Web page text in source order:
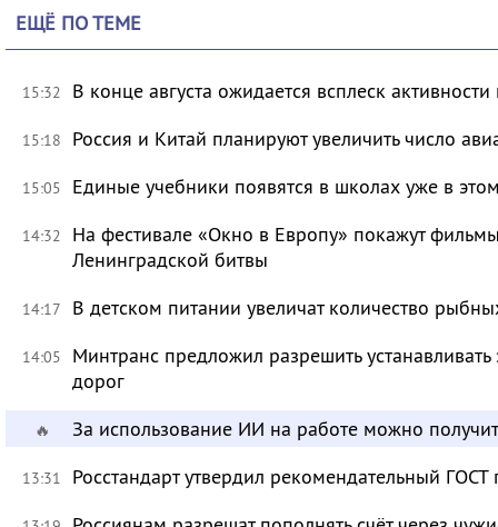
ЕЩЁ ПО ТЕМЕ
15:32 В конце августа ожидается всплеск
15:18 Россия и Китай планируют увеличить число
15:05 Единые учебники появятся в школах уже в
14:32
На фестивале «Окно в Европу» покажут
Ленинградской битвы
14:17 В детском питании увеличат количество
14:05
Минтранс предложил разрешить
дорог
🔥 За использование ИИ на работе можно
13:31 Росстандарт утвердил рекомендательный